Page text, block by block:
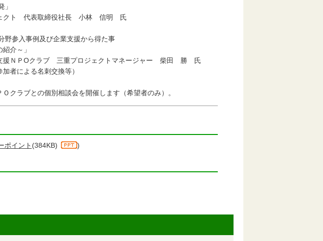
代表取締役社長 小林 信明 氏
入事例及び企業支援から得た事
～」
ＰОクラブ 三重プロジェクトマネージャー 柴田 勝 氏
者による名刺交換等）
ラブとの個別相談会を開催します（希望者のみ）。
ポイント (384KB) )